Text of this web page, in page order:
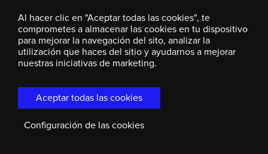
Al hacer clic en "Aceptar todas las cookies", te
comprometes a almacenar las cookies en tu dispositivo
para mejorar la navegación del sito, analizar la
utilización que haces del sitio y ayudarnos a mejorar
nuestras iniciativas de marketing.
Aceptar todas las cookies
Configuración de las cookies